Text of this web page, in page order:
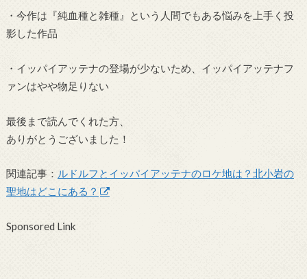
・今作は『純血種と雑種』という人間でもある悩みを上手く投
影した作品
・イッパイアッテナの登場が少ないため、イッパイアッテナフ
ァンはやや物足りない
最後まで読んでくれた方、
ありがとうございました！
関連記事： ルドルフとイッパイアッテナのロケ地は？北小岩の
聖地はどこにある？
Sponsored Link